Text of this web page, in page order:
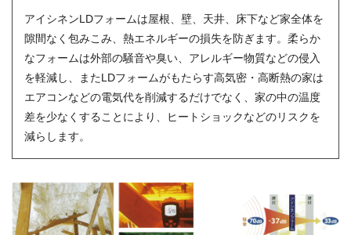
アイシネンLDフォームは屋根、壁、天井、床下など家全体を
隙間なく包みこみ、熱エネルギーの損失を防ぎます。柔らか
なフォームは外部の騒音や臭い、アレルギー物質などの侵入
を軽減し、またLDフォームがもたらす高気密・高断熱の家は
エアコンなどの電気代を削減するだけでなく、家の中の温度
差を少なくすることにより、ヒートショックなどのリスクを
減らします。